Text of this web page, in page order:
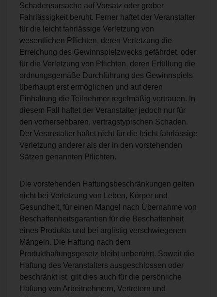
Schadensursache auf Vorsatz oder grober
Fahrlässigkeit beruht. Ferner haftet der Veranstalter
für die leicht fahrlässige Verletzung von
wesentlichen Pflichten, deren Verletzung die
Erreichung des Gewinnspielzwecks gefährdet, oder
für die Verletzung von Pflichten, deren Erfüllung die
ordnungsgemäße Durchführung des Gewinnspiels
überhaupt erst ermöglichen und auf deren
Einhaltung die Teilnehmer regelmäßig vertrauen. In
diesem Fall haftet der Veranstalter jedoch nur für
den vorhersehbaren, vertragstypischen Schaden.
Der Veranstalter haftet nicht für die leicht fahrlässige
Verletzung anderer als der in den vorstehenden
Sätzen genannten Pflichten.
Die vorstehenden Haftungsbeschränkungen gelten
nicht bei Verletzung von Leben, Körper und
Gesundheit, für einen Mangel nach Übernahme von
Beschaffenheitsgarantien für die Beschaffenheit
eines Produkts und bei arglistig verschwiegenen
Mängeln. Die Haftung nach dem
Produkthaftungsgesetz bleibt unberührt. Soweit die
Haftung des Veranstalters ausgeschlossen oder
beschränkt ist, gilt dies auch für die persönliche
Haftung von Arbeitnehmern, Vertretern und